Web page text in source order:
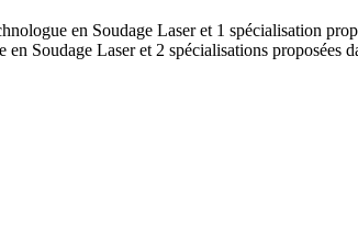
en Soudage Laser et 1 spécialisation
Soudage Laser et 2 spécialisations proposées